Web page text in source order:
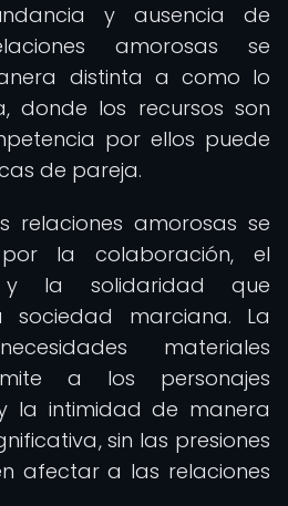
y ausencia de
amorosas se
distinta a como lo
donde los recursos son
por ellos puede
de pareja.
relaciones amorosas se
la colaboración, el
y la solidaridad que
marciana. La
materiales
a los personajes
la intimidad de manera
sin las presiones
afectar a las relaciones